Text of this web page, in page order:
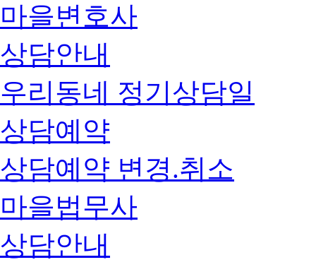
마을변호사
상담안내
우리동네 정기상담일
상담예약
상담예약 변경.취소
마을법무사
상담안내